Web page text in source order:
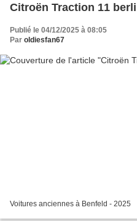
Citroën Traction 11
Publié le 04/12/2025 à 08:05
Par oldiesfan67
Voitures anciennes à Benfeld - 2025